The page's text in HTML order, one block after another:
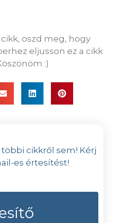
oszd meg, hogy
eljusson ez a cikk
:)
cikkről sem! Kérj
es értesítést!